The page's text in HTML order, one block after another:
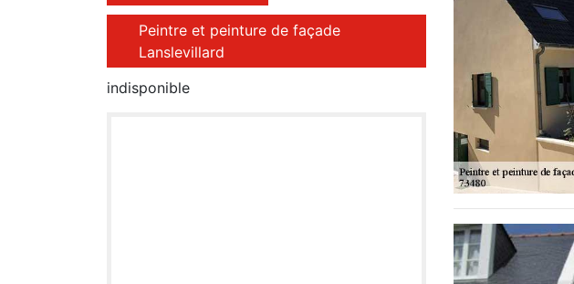
Peintre et peinture de façade
Lanslevillard
indisponible